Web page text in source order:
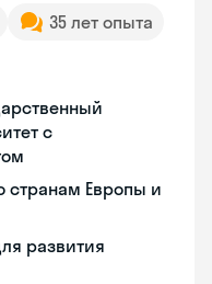
35 лет опыта
с
странам Европы и
развития